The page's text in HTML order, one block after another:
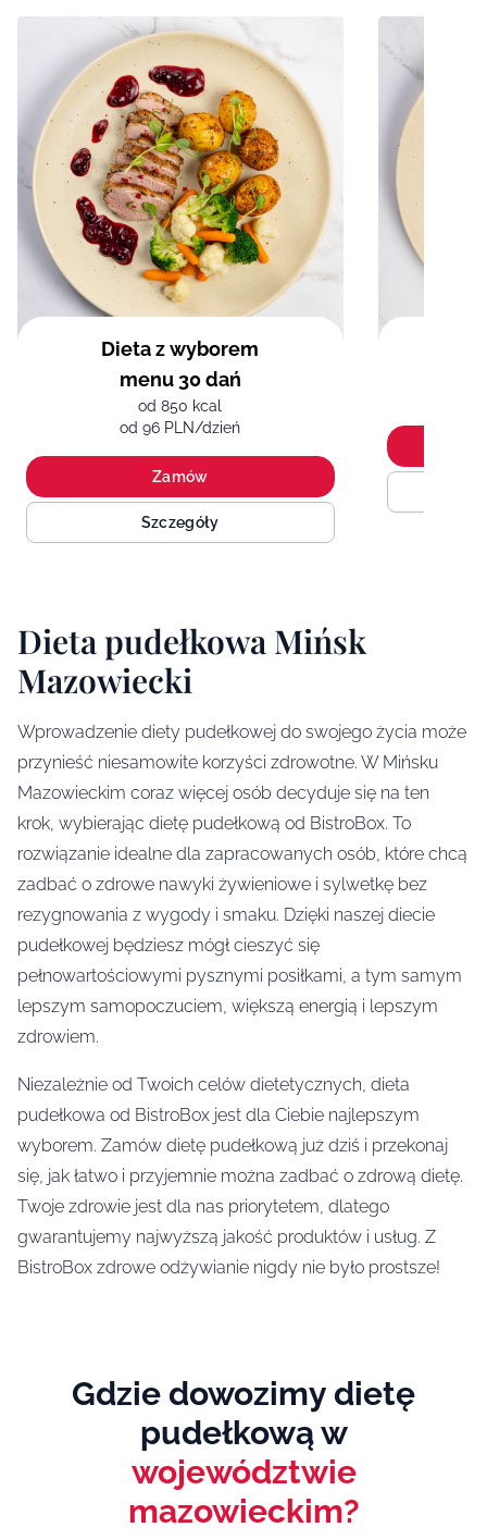
Dieta z wyborem
menu 30 dań
od 850 kcal
od 96 PLN/dzień
Zamów
Szczegóły
Dieta pudełkowa Mińsk
Mazowiecki
Wprowadzenie diety pudełkowej do swojego życia może
przynieść niesamowite korzyści zdrowotne. W Mińsku
Mazowieckim coraz więcej osób decyduje się na ten
krok, wybierając dietę pudełkową od BistroBox. To
rozwiązanie idealne dla zapracowanych osób, które chcą
zadbać o zdrowe nawyki żywieniowe i sylwetkę bez
rezygnowania z wygody i smaku. Dzięki naszej diecie
pudełkowej będziesz mógł cieszyć się
pełnowartościowymi pysznymi posiłkami, a tym samym
lepszym samopoczuciem, większą energią i lepszym
zdrowiem.
Niezależnie od Twoich celów dietetycznych, dieta
pudełkowa od BistroBox jest dla Ciebie najlepszym
wyborem. Zamów dietę pudełkową już dziś i przekonaj
się, jak łatwo i przyjemnie można zadbać o zdrową dietę.
Twoje zdrowie jest dla nas priorytetem, dlatego
gwarantujemy najwyższą jakość produktów i usług. Z
BistroBox zdrowe odżywianie nigdy nie było prostsze!
Gdzie dowozimy dietę
pudełkową w
województwie
mazowieckim?